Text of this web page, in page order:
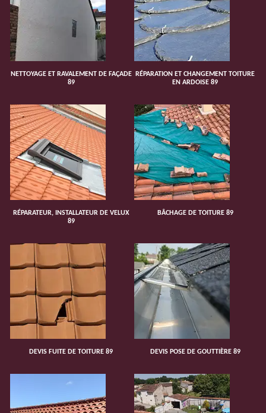
NETTOYAGE ET RAVALEMENT DE FAÇADE
89
RÉPARATION ET CHANGEMENT TOITURE
EN ARDOISE 89
RÉPARATEUR, INSTALLATEUR DE VELUX
89
BÂCHAGE DE TOITURE 89
DEVIS FUITE DE TOITURE 89 DEVIS POSE DE GOUTTIÈRE 89